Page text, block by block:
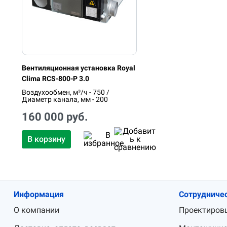
Вентиляционная установка Royal
Clima RCS-800-P 3.0
Воздухообмен, м³/ч - 750 /
Диаметр канала, мм - 200
160 000 руб.
В корзину
Информация
О компании